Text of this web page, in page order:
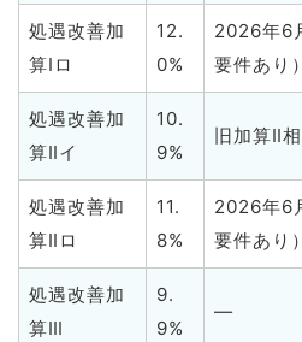
処遇改善加
算Ⅰロ
12.
0%
2026年6
要件あり）
処遇改善加
算Ⅱイ
10.
9%
旧加算Ⅱ
処遇改善加
算Ⅱロ
11.
8%
2026年6
要件あり）
処遇改善加
算Ⅲ
9.
9%
—